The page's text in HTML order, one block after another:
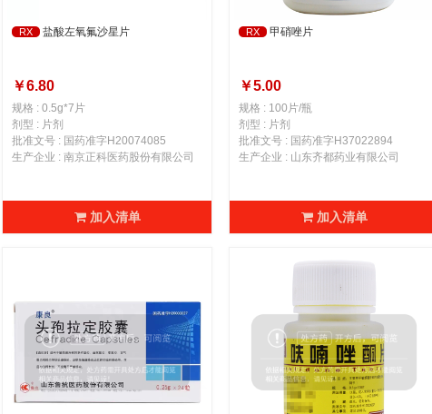
RX 盐酸左氧氟沙星片
￥6.80
规格 : 0.5g*7片
剂型 : 片剂
批准文号 : 国药准字H20074085
生产企业 : 南京正科医药股份有限公司
加入清单
RX 甲硝唑片
￥5.00
规格 : 100片/瓶
剂型 : 片剂
批准文号 : 国药准字H37022894
生产企业 : 山东齐都药业有限公司
加入清单